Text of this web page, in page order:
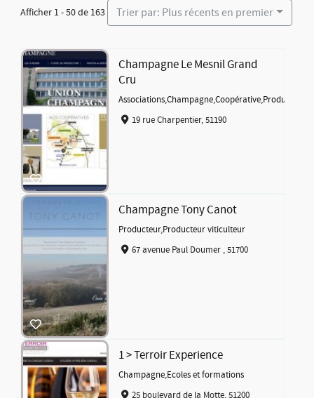
Afficher 1 - 50 de 163 Trier par: Plus récents en premier
Champagne Le Mesnil Grand
Cru
Associations,Champagne,Coopérative,Producteur
19 rue Charpentier, 51190
Champagne Tony Canot
Producteur,Producteur viticulteur
67 avenue Paul Doumer , 51700
1 > Terroir Experience
Champagne,Ecoles et formations
25 boulevard de la Motte, 51200